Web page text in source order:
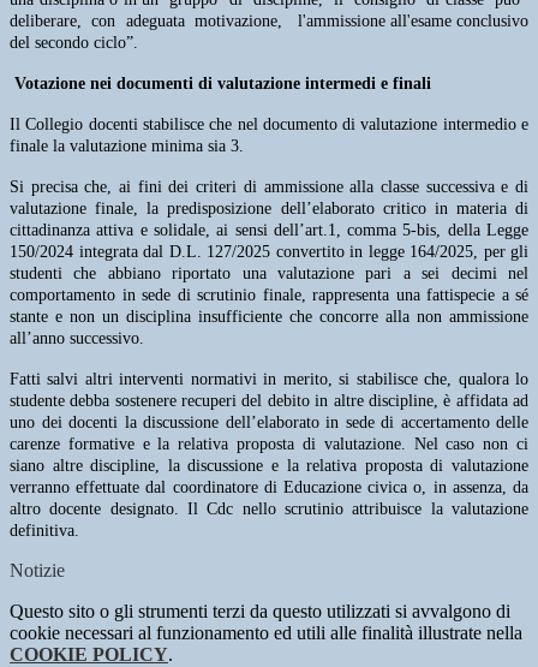
deliberare, con adeguata motivazione, l'ammissione all'esame conclusivo
del secondo ciclo”.
Votazione nei documenti di valutazione intermedi e finali
Il Collegio docenti stabilisce che nel documento di valutazione intermedio e
finale la valutazione minima sia 3.
Si precisa che, ai fini dei criteri di ammissione alla classe successiva e di
valutazione finale, la predisposizione dell’elaborato critico in materia di
cittadinanza attiva e solidale, ai sensi dell’art.1, comma 5-bis, della Legge
150/2024 integrata dal D.L. 127/2025 convertito in legge 164/2025, per gli
studenti che abbiano riportato una valutazione pari a sei decimi nel
comportamento in sede di scrutinio finale, rappresenta una fattispecie a sé
stante e non un disciplina insufficiente che concorre alla non ammissione
all’anno successivo.
Fatti salvi altri interventi normativi in merito, si stabilisce che, qualora lo
studente debba sostenere recuperi del debito in altre discipline, è affidata ad
uno dei docenti la discussione dell’elaborato in sede di accertamento delle
carenze formative e la relativa proposta di valutazione. Nel caso non ci
siano altre discipline, la discussione e la relativa proposta di valutazione
verranno effettuate dal coordinatore di Educazione civica o, in assenza, da
altro docente designato. Il Cdc nello scrutinio attribuisce la valutazione
definitiva.
Notizie
Questo sito o gli strumenti terzi da questo utilizzati si avvalgono di
cookie necessari al funzionamento ed utili alle finalità illustrate nella
COOKIE POLICY.